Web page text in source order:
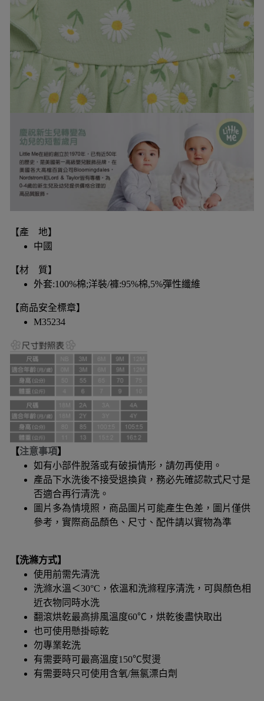
【產 地】
中國
【材 質】
外套:100%棉;洋裝/褲:95%棉,5%彈性纖維
【商品安全標章】
M35234
【注意事項】
如有小部件脫落或有破損情形，請勿再使用。
產品下水洗後不接受退換貨，務必先確認款式尺寸是
否適合再行清洗。
圖片多為情境照，商品圖片可能產生色差，圖片僅供
參考，實際商品顏色、尺寸、配件請以實物為準
【洗滌方式】
使用前需先清洗
洗滌水溫＜30°C，依溫和洗滌程序清洗，可與顏色相
近衣物同時水洗
翻滾烘乾最高排風溫度60℃，烘乾後盡快取出
也可使用懸掛晾乾
勿專業乾洗
有需要時可最高溫度150℃熨燙
有需要時只可使用含氧/無氯漂白劑